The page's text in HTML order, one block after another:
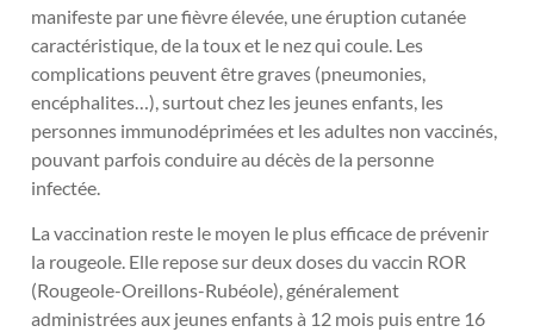
manifeste par une fièvre élevée, une éruption cutanée
caractéristique, de la toux et le nez qui coule. Les
complications peuvent être graves (pneumonies,
encéphalites…), surtout chez les jeunes enfants, les
personnes immunodéprimées et les adultes non vaccinés,
pouvant parfois conduire au décès de la personne
infectée.
La vaccination reste le moyen le plus efficace de prévenir
la rougeole. Elle repose sur deux doses du vaccin ROR
(Rougeole-Oreillons-Rubéole), généralement
administrées aux jeunes enfants à 12 mois puis entre 16